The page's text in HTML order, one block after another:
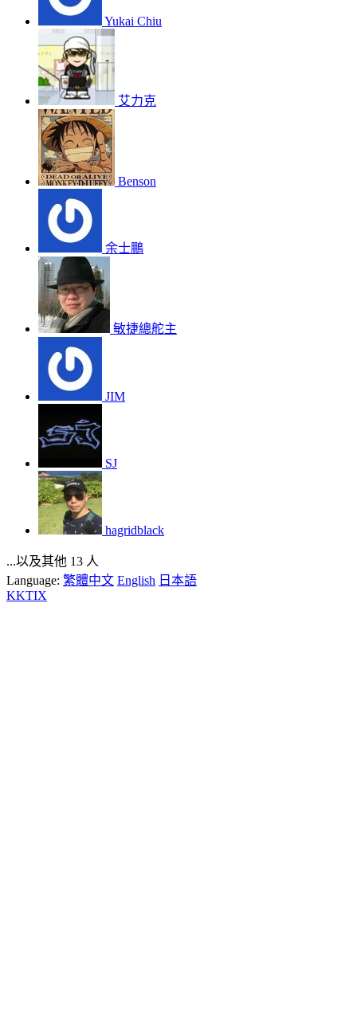
Yukai Chiu
艾力克
Benson
余士鵬
敏捷總舵主
JIM
SJ
hagridblack
...以及其他 13 人
Language: 繁體中文 English 日本語
KKTIX